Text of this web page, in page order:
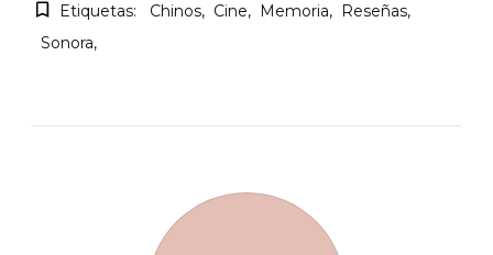
Etiquetas: Chinos Cine Memoria
Reseñas
Sonora